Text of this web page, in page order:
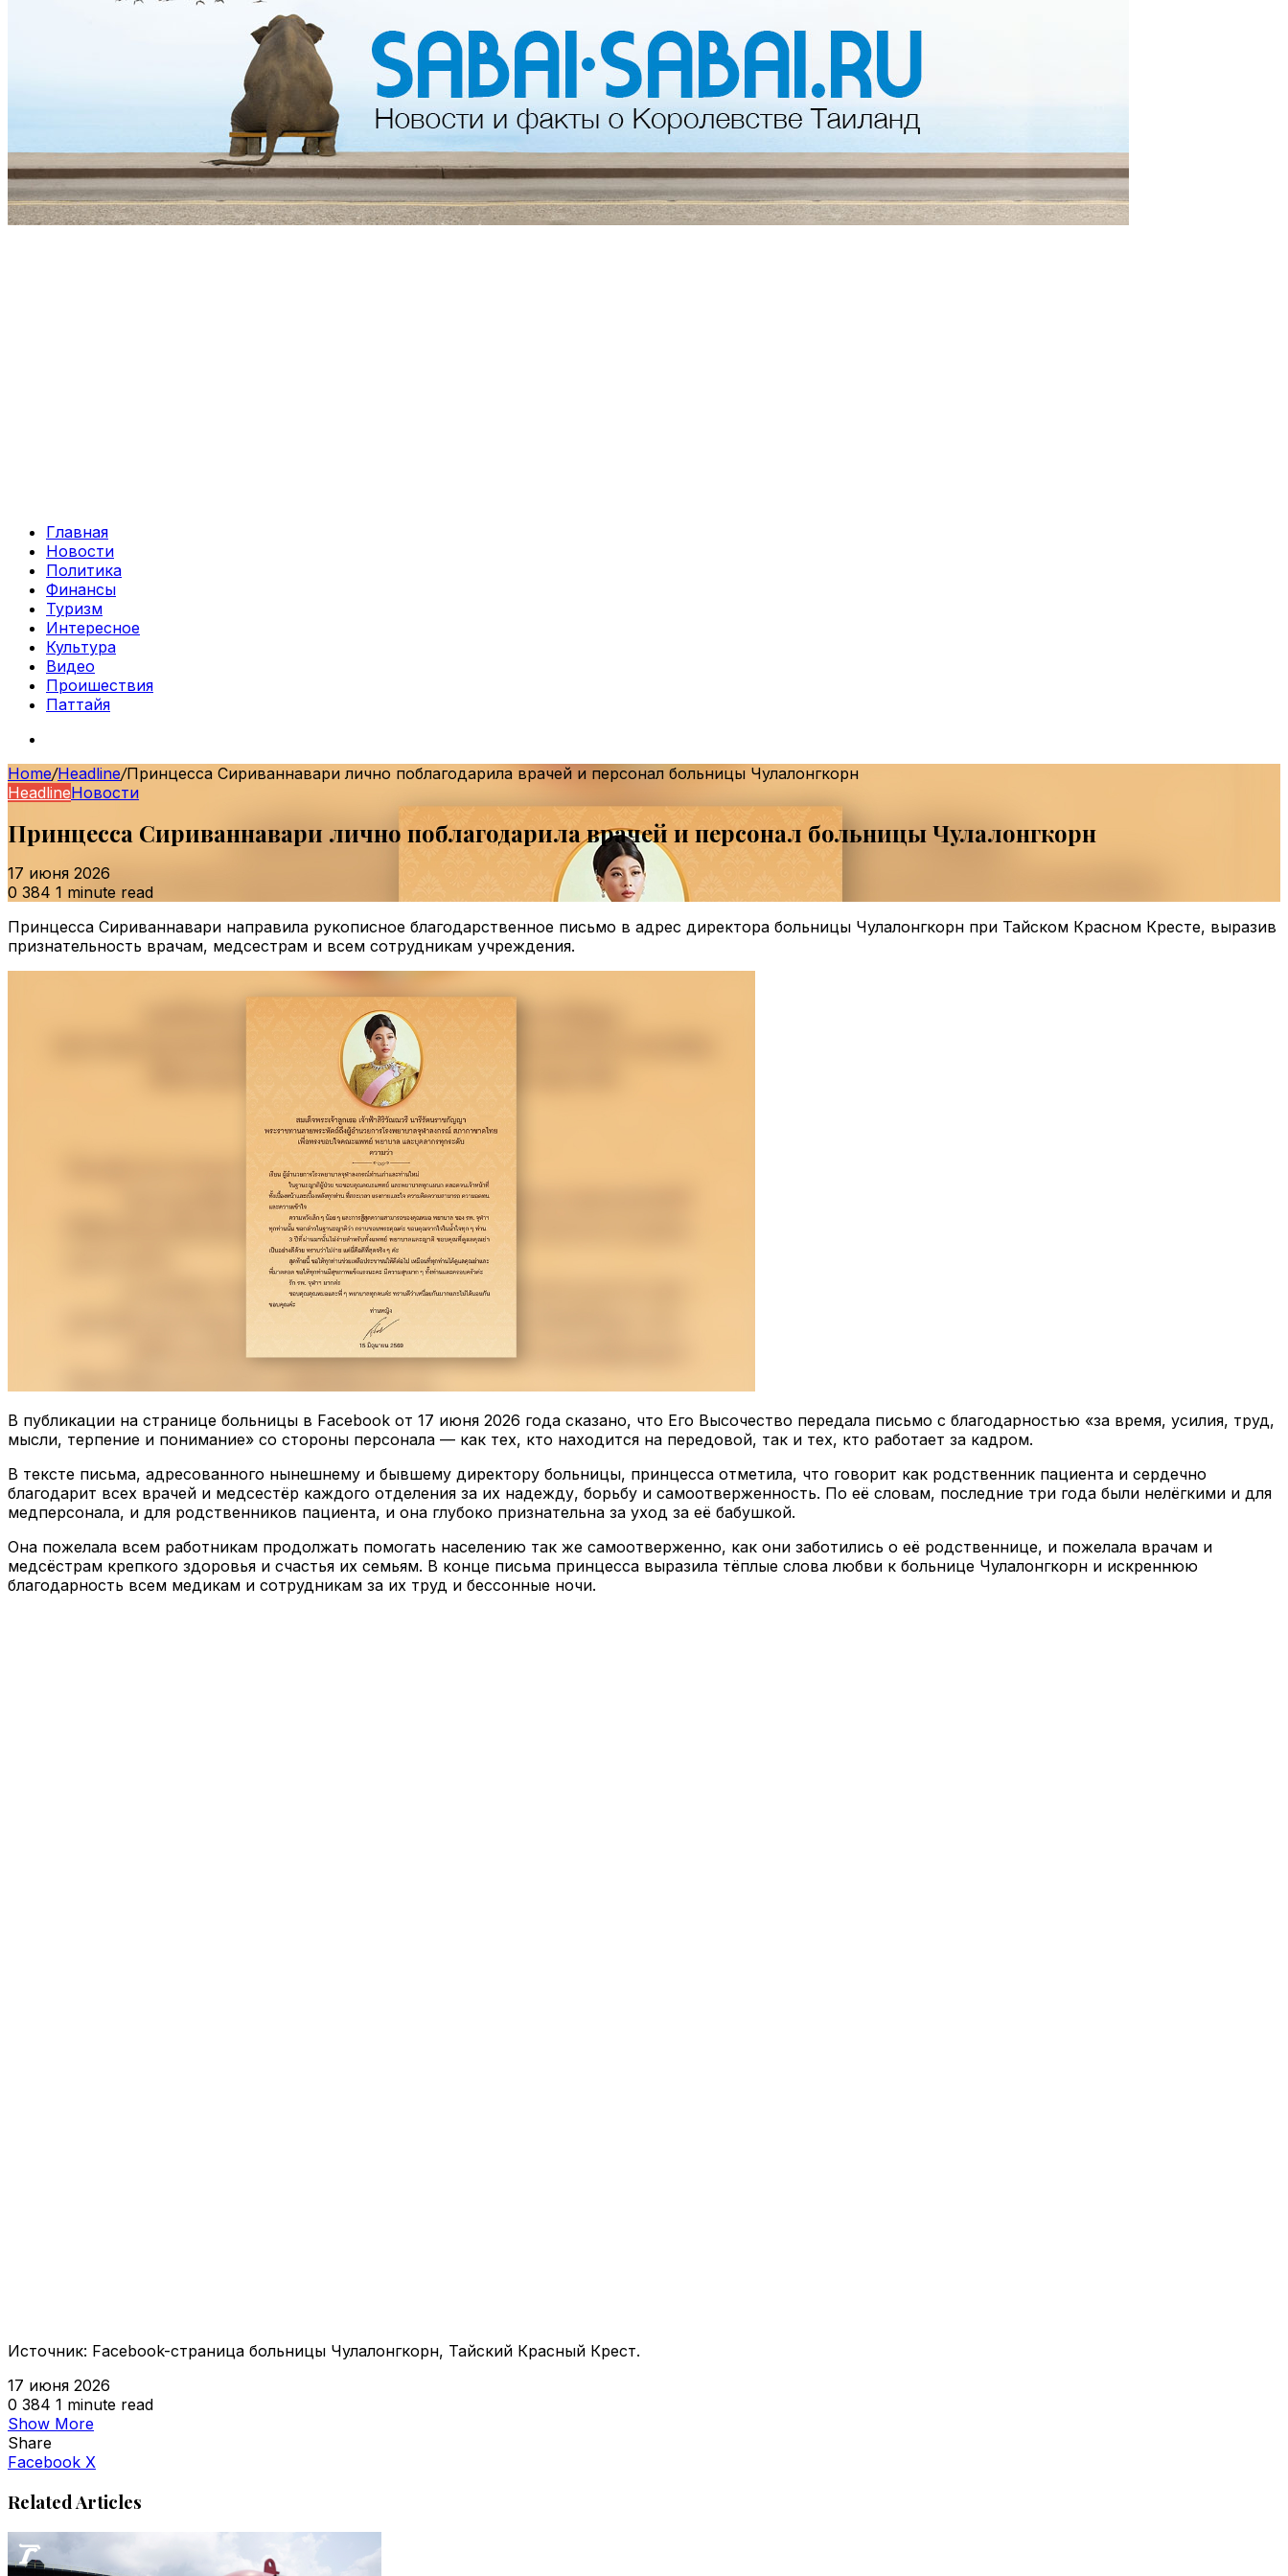
Главная
Новости
Политика
Финансы
Туризм
Интересное
Культура
Видео
Проишествия
Паттайя
Home/Headline/Принцесса Сириваннавари лично поблагодарила врачей и персонал больницы Чулалонгкорн
HeadlineНовости
Принцесса Сириваннавари лично поблагодарила врачей и персонал больницы Чулалонгкорн
17 июня 2026
0 384 1 minute read
Принцесса Сириваннавари направила рукописное благодарственное письмо в адрес директора больницы Чулалонгкорн при Тайском Красном Кресте, выразив
признательность врачам, медсестрам и всем сотрудникам учреждения.
В публикации на странице больницы в Facebook от 17 июня 2026 года сказано, что Его Высочество передала письмо с благодарностью «за время, усилия, труд,
мысли, терпение и понимание» со стороны персонала — как тех, кто находится на передовой, так и тех, кто работает за кадром.
В тексте письма, адресованного нынешнему и бывшему директору больницы, принцесса отметила, что говорит как родственник пациента и сердечно
благодарит всех врачей и медсестёр каждого отделения за их надежду, борьбу и самоотверженность. По её словам, последние три года были нелёгкими и для
медперсонала, и для родственников пациента, и она глубоко признательна за уход за её бабушкой.
Она пожелала всем работникам продолжать помогать населению так же самоотверженно, как они заботились о её родственнице, и пожелала врачам и
медсёстрам крепкого здоровья и счастья их семьям. В конце письма принцесса выразила тёплые слова любви к больнице Чулалонгкорн и искреннюю
благодарность всем медикам и сотрудникам за их труд и бессонные ночи.
Источник: Facebook-страница больницы Чулалонгкорн, Тайский Красный Крест.
17 июня 2026
0 384 1 minute read
Show More
Share
Facebook X
Related Articles